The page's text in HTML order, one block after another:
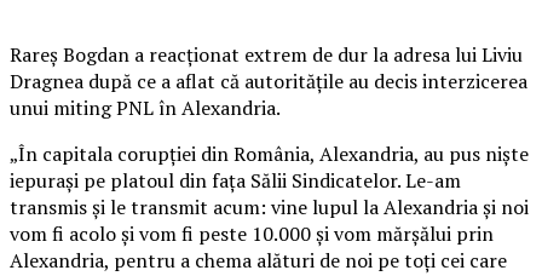
Rareș Bogdan a reacționat extrem de dur la adresa lui Liviu
Dragnea după ce a aflat că autoritățile au decis interzicerea
unui miting PNL în Alexandria.
„În capitala corupției din România, Alexandria, au pus niște
iepurași pe platoul din fața Sălii Sindicatelor. Le-am
transmis și le transmit acum: vine lupul la Alexandria și noi
vom fi acolo și vom fi peste 10.000 și vom mărșălui prin
Alexandria, pentru a chema alături de noi pe toți cei care